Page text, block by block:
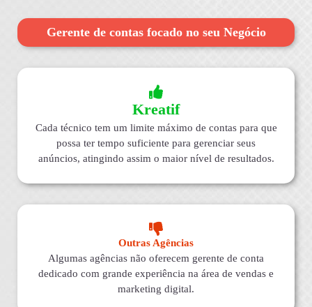
Gerente de contas focado no seu Negócio
Kreatif
Cada técnico tem um limite máximo de contas para que
possa ter tempo suficiente para gerenciar seus
anúncios, atingindo assim o maior nível de resultados.
Outras Agências
Algumas agências não oferecem gerente de conta
dedicado com grande experiência na área de vendas e
marketing digital.